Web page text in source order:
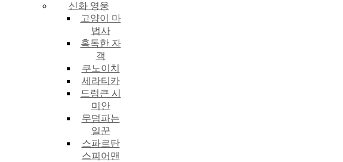
신화 영웅
고양이 마
법사
혹독한 자
객
쿠노이치
세라티카
드렁큰 시
미안
무덤파는
일꾼
스파르탄
스피어맨